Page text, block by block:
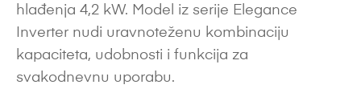
hlađenja 4,2 kW. Model iz serije Elegance
Inverter nudi uravnoteženu kombinaciju
kapaciteta, udobnosti i funkcija za
svakodnevnu uporabu.